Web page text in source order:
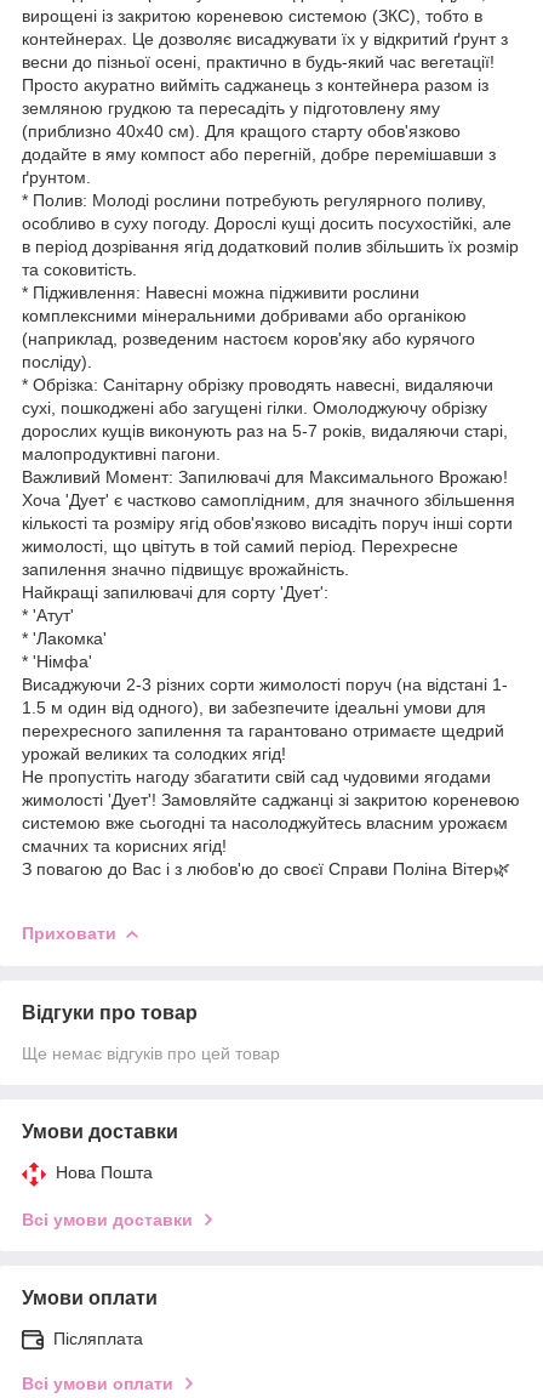
вирощені із закритою кореневою системою (ЗКС), тобто в
контейнерах. Це дозволяє висаджувати їх у відкритий ґрунт з
весни до пізньої осені, практично в будь-який час вегетації!
Просто акуратно вийміть саджанець з контейнера разом із
земляною грудкою та пересадіть у підготовлену яму
(приблизно 40х40 см). Для кращого старту обов'язково
додайте в яму компост або перегній, добре перемішавши з
ґрунтом.
* Полив: Молоді рослини потребують регулярного поливу,
особливо в суху погоду. Дорослі кущі досить посухостійкі, але
в період дозрівання ягід додатковий полив збільшить їх розмір
та соковитість.
* Підживлення: Навесні можна підживити рослини
комплексними мінеральними добривами або органікою
(наприклад, розведеним настоєм коров'яку або курячого
посліду).
* Обрізка: Санітарну обрізку проводять навесні, видаляючи
сухі, пошкоджені або загущені гілки. Омолоджуючу обрізку
дорослих кущів виконують раз на 5-7 років, видаляючи старі,
малопродуктивні пагони.
Важливий Момент: Запилювачі для Максимального Врожаю!
Хоча 'Дует' є частково самоплідним, для значного збільшення
кількості та розміру ягід обов'язково висадіть поруч інші сорти
жимолості, що цвітуть в той самий період. Перехресне
запилення значно підвищує врожайність.
Найкращі запилювачі для сорту 'Дует':
* 'Атут'
* 'Лакомка'
* 'Німфа'
Висаджуючи 2-3 різних сорти жимолості поруч (на відстані 1-
1.5 м один від одного), ви забезпечите ідеальні умови для
перехресного запилення та гарантовано отримаєте щедрий
урожай великих та солодких ягід!
Не пропустіть нагоду збагатити свій сад чудовими ягодами
жимолості 'Дует'! Замовляйте саджанці зі закритою кореневою
системою вже сьогодні та насолоджуйтесь власним урожаєм
смачних та корисних ягід!
З повагою до Вас і з любов'ю до своєї Справи Поліна Вітер🌿
Приховати
Відгуки про товар
Ще немає відгуків про цей товар
Умови доставки
Нова Пошта
Всі умови доставки
Умови оплати
Післяплата
Всі умови оплати